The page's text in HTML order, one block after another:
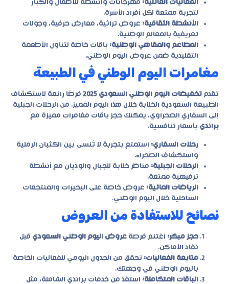
الفعاليات العائلية: مهرجانات وأنشطة للأطفال والكبار
لتجربة ممتعة لكل أفراد الأسرة.
الأنشطة الثقافية: عروض تراثية، معارض حرفية، وجولات
تعريفية بالمعالم الوطنية.
المطاعم والمقاهي الوطنية: باقات خاصة لتناول الأطعمة
التقليدية ضمن عروض اليوم الوطني.
مغامرات اليوم الوطني في الطبيعة
تقدم تخفيضات اليوم الوطني السعودي 2025
فرصًا رائعة لاستكشاف
الطبيعة السعودية الخلابة خلال هذا اليوم المميز. من الرحلات الجبلية
إلى السفاري الصحراوي، يمكنك حجز باقات مغامرات مميزة مع
براندي بأسعار تنافسية.
رحلات السفاري: استمتع بتجربة لا تُنسى بين الكثبان الرملية
واستكشاف الصحراء.
الرحلات الجبلية: مناظر خلابة للجبال والوديان مع أنشطة
ترفيهية ممتعة.
الرياضات المائية: عروض خاصة على البحيرات والمنتجعات
الساحلية خلال اليوم الوطني.
نصائح للاستفادة من العروض
حجز مبكر: اغتنم فرصة عروض اليوم الوطني السعودي قبل
نفاد الأماكن.
متابعة الفعاليات: تحقق من الجدول اليومي للفعاليات الخاصة
باليوم الوطني في وجهتك.
الباقات المتكاملة: استفد من خدمات براندي الشاملة، مثل